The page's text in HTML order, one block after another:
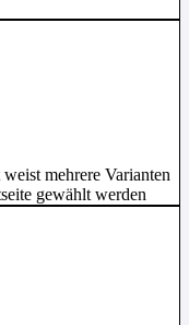
mehrere Varianten
gewählt werden